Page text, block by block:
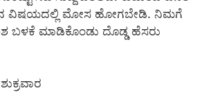
ವಿಷಯದಲ್ಲಿ ಮೋಸ ಹೋಗಬೇಡಿ. ನಿಮಗೆ
ಬಳಕೆ ಮಾಡಿಕೊಂಡು ದೊಡ್ಡ ಹೆಸರು